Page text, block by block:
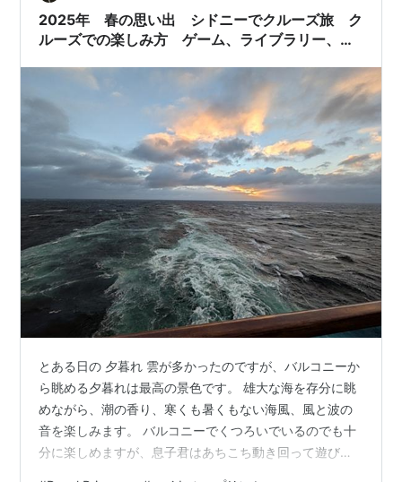
2025年 春の思い出 シドニーでクルーズ旅 ク
ルーズでの楽しみ方 ゲーム、ライブラリー、シ
とある日の 夕暮れ 雲が多かったのですが、バルコニーか
ら眺める夕暮れは最高の景色です。 雄大な海を存分に眺
めながら、潮の香り、寒くも暑くもない海風、風と波の
音を楽しみます。 バルコニーでくつろいでいるのでも十
分に楽しめますが、息子君はあちこち動き回って遊びた